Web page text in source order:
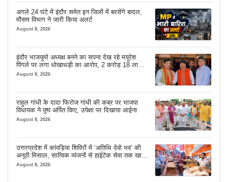
अगले 24 घंटे में इंदौर समेत इन जिलों में बरसेंगे बादल,
मौसम विभाग ने जारी किया अलर्ट
August 8, 2026
इंदौर भाजयुमो अध्यक्ष बनने का सपना देख रहे मयूरेश
पिंगले पर लगा धोखाधड़ी का आरोप, 2 करोड़ 18 लाख
लेने के बाद भी नहीं दिया जमीन का कब्जा
August 8, 2026
राहुल गांधी के दादा फिरोज गांधी की कब्र पर भाजपा
विधायक ने पुष्प अर्पित किए, उपेक्षा पर दिखाया आईना
August 8, 2026
उत्तरप्रदेश में कांवड़िया शिविरों में ‘अतिथि देवो भव’ की
अनूठी मिसाल, सात्विक व्यंजनों से हाईटेक सेवा तक खास
इंतजाम
August 8, 2026